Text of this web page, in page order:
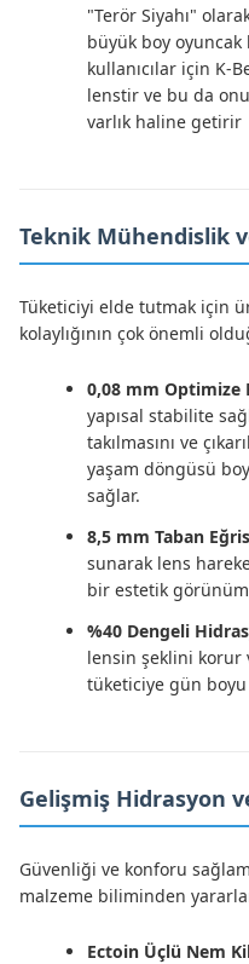
"Terör Siyahı"
büyük boy
kullanıcılar için K-
lenstir ve bu da
varlık haline getirir
Teknik Mühendislik
Tüketiciyi elde tutmak için
kolaylığının çok önemli
0,08 mm Optimize
yapısal stabilite
takılmasını ve
yaşam döngüsü
sağlar.
8,5 mm Taban
sunarak lens
bir estetik
%40 Dengeli
lensin şeklini korur
tüketiciye gün
Gelişmiş Hidrasyon
Güvenliği ve konforu
malzeme biliminden
Ectoin Üçlü Nem